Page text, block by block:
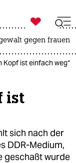

taz zahl ich
gegen frauen
Kopf ist einfach weg“
ist
sich nach der
DDR-Medium,
geschaßt wurde